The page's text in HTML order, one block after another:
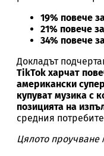
19% повече
21% повече
34% повече
Докладът
TikTok харчат
американски
купуват музика с
позицията на
средния
Цялото проучване